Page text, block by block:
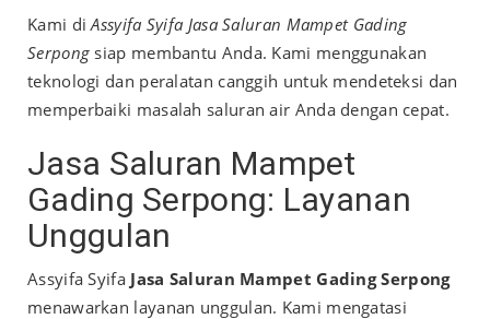
Kami diAssyifa Syifa Jasa Saluran Mampet Gading
Serpong siap membantu Anda. Kami menggunakan
teknologi dan peralatan canggih untuk mendeteksi dan
memperbaiki masalah saluran air Anda dengan cepat.
Jasa Saluran Mampet
Gading Serpong: Layanan
Unggulan
Assyifa Syifa Jasa Saluran Mampet Gading Serpong
menawarkan layanan unggulan. Kami mengatasi